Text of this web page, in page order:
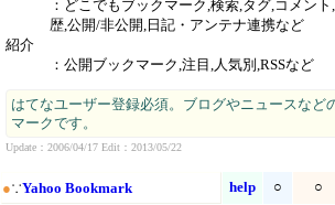
：どこでもブックマーク,検索,タグ,コメント
歴,公開/非公開,日記・アンテナ連携など
紹介
：公開ブックマーク,注目,人気別,RSSなど
はてなユーザー登録必須。ブログやニュースなど
マークです。
Update：2006/04/17 Edit：2013/05/22
●∵Yahoo Bookmark help ○ ○